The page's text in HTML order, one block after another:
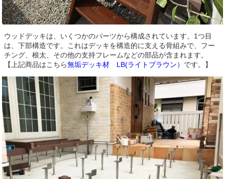
ウッドデッキは、いくつかのパーツから構成されています。1つ目
は、下部構造です。これはデッキを構造的に支える骨組みで、フー
チング、根太、その他の支持フレームなどの部品が含まれます。
【上記商品はこちら無垢デッキ材 LB(ライトブラウン） です。】